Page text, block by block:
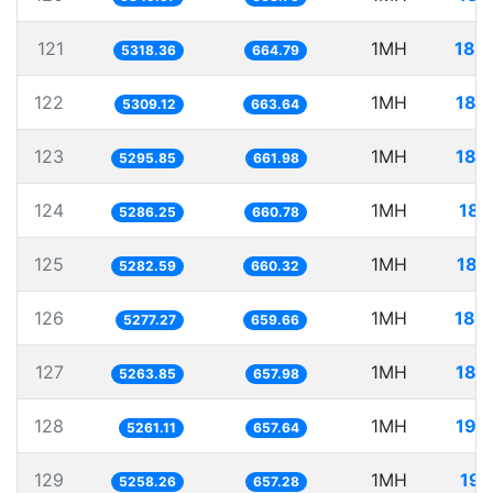
121 5318.36 664.79 1MH
122 5309.12 663.64 1MH
123 5295.85 661.98 1MH
124 5286.25 660.78 1MH
125 5282.59 660.32 1MH
126 5277.27 659.66 1MH
127 5263.85 657.98 1MH
128 5261.11 657.64 1MH
129 5258.26 657.28 1MH